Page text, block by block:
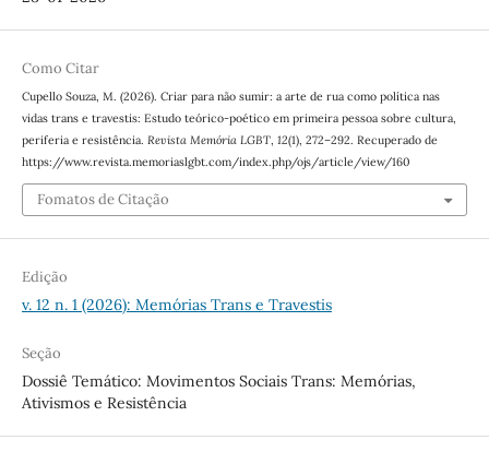
Como Citar
Cupello Souza, M. (2026). Criar para não sumir: a arte de rua como política nas
vidas trans e travestis: Estudo teórico-poético em primeira pessoa sobre cultura,
periferia e resistência. Revista Memória LGBT, 12(1), 272–292. Recuperado de
https://www.revista.memoriaslgbt.com/index.php/ojs/article/view/160
Fomatos de Citação
Edição
v. 12 n. 1 (2026): Memórias Trans e Travestis
Seção
Dossiê Temático: Movimentos Sociais Trans: Memórias,
Ativismos e Resistência